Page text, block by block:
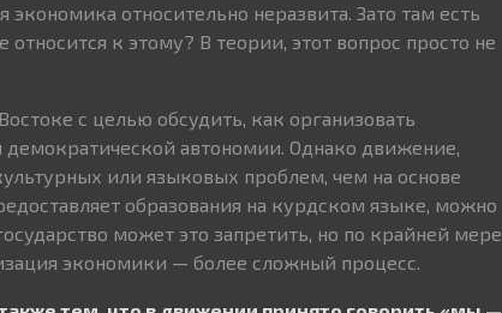
экономика относительно неразвита. Зато там есть
к этому? В теории, этот вопрос просто не
с целью обсудить, как организовать
автономии. Однако движение,
или языковых проблем, чем на основе
образования на курдском языке, можно
может это запретить, но по крайней мере
экономики — более сложный процесс.